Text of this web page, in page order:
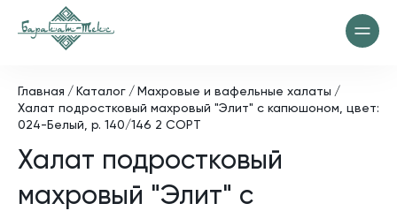
Главная Каталог
Махровые и вафельные халаты
Халат подростковый махровый "Элит" с капюшоном, цвет:
024-Белый, р. 140/146 2 СОРТ
Халат подростковый
махровый "Элит" с